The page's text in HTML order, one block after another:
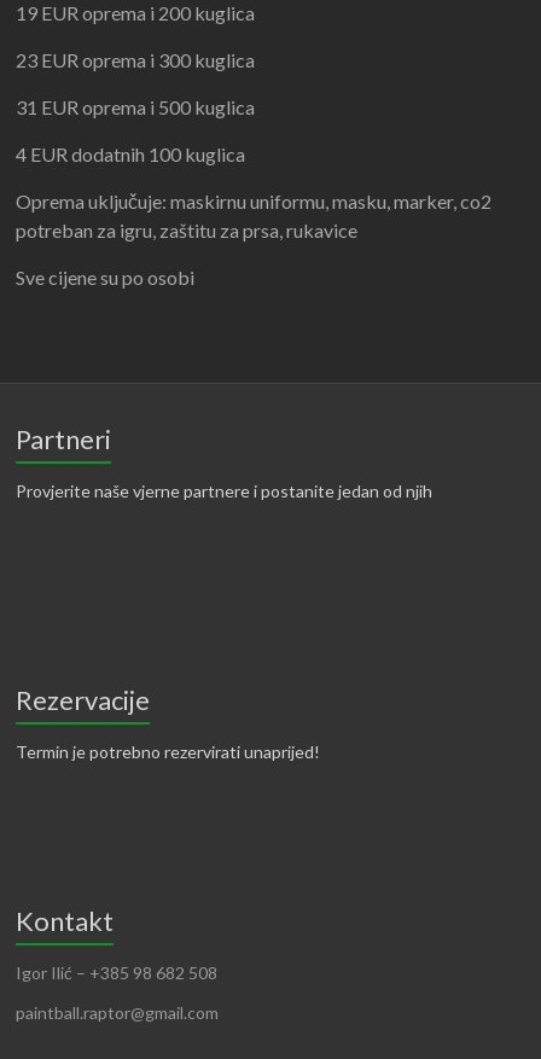
19 EUR oprema i 200 kuglica
23 EUR oprema i 300 kuglica
31 EUR oprema i 500 kuglica
4 EUR dodatnih 100 kuglica
Oprema uključuje: maskirnu uniformu, masku, marker, co2
potreban za igru, zaštitu za prsa, rukavice
Sve cijene su po osobi
Partneri
Provjerite naše vjerne partnere i postanite jedan od njih
Rezervacije
Termin je potrebno rezervirati unaprijed!
Kontakt
Igor Ilić – +385 98 682 508
paintball.raptor@gmail.com